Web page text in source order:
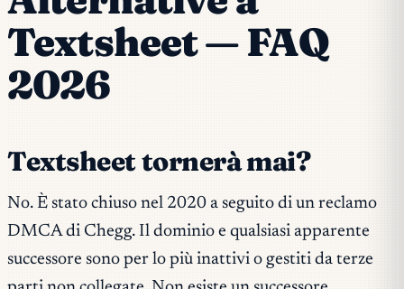
Textsheet — FAQ
2026
Textsheet tornerà mai?
No. È stato chiuso nel 2020 a seguito di un reclamo
DMCA di Chegg. Il dominio e qualsiasi apparente
successore sono per lo più inattivi o gestiti da terze